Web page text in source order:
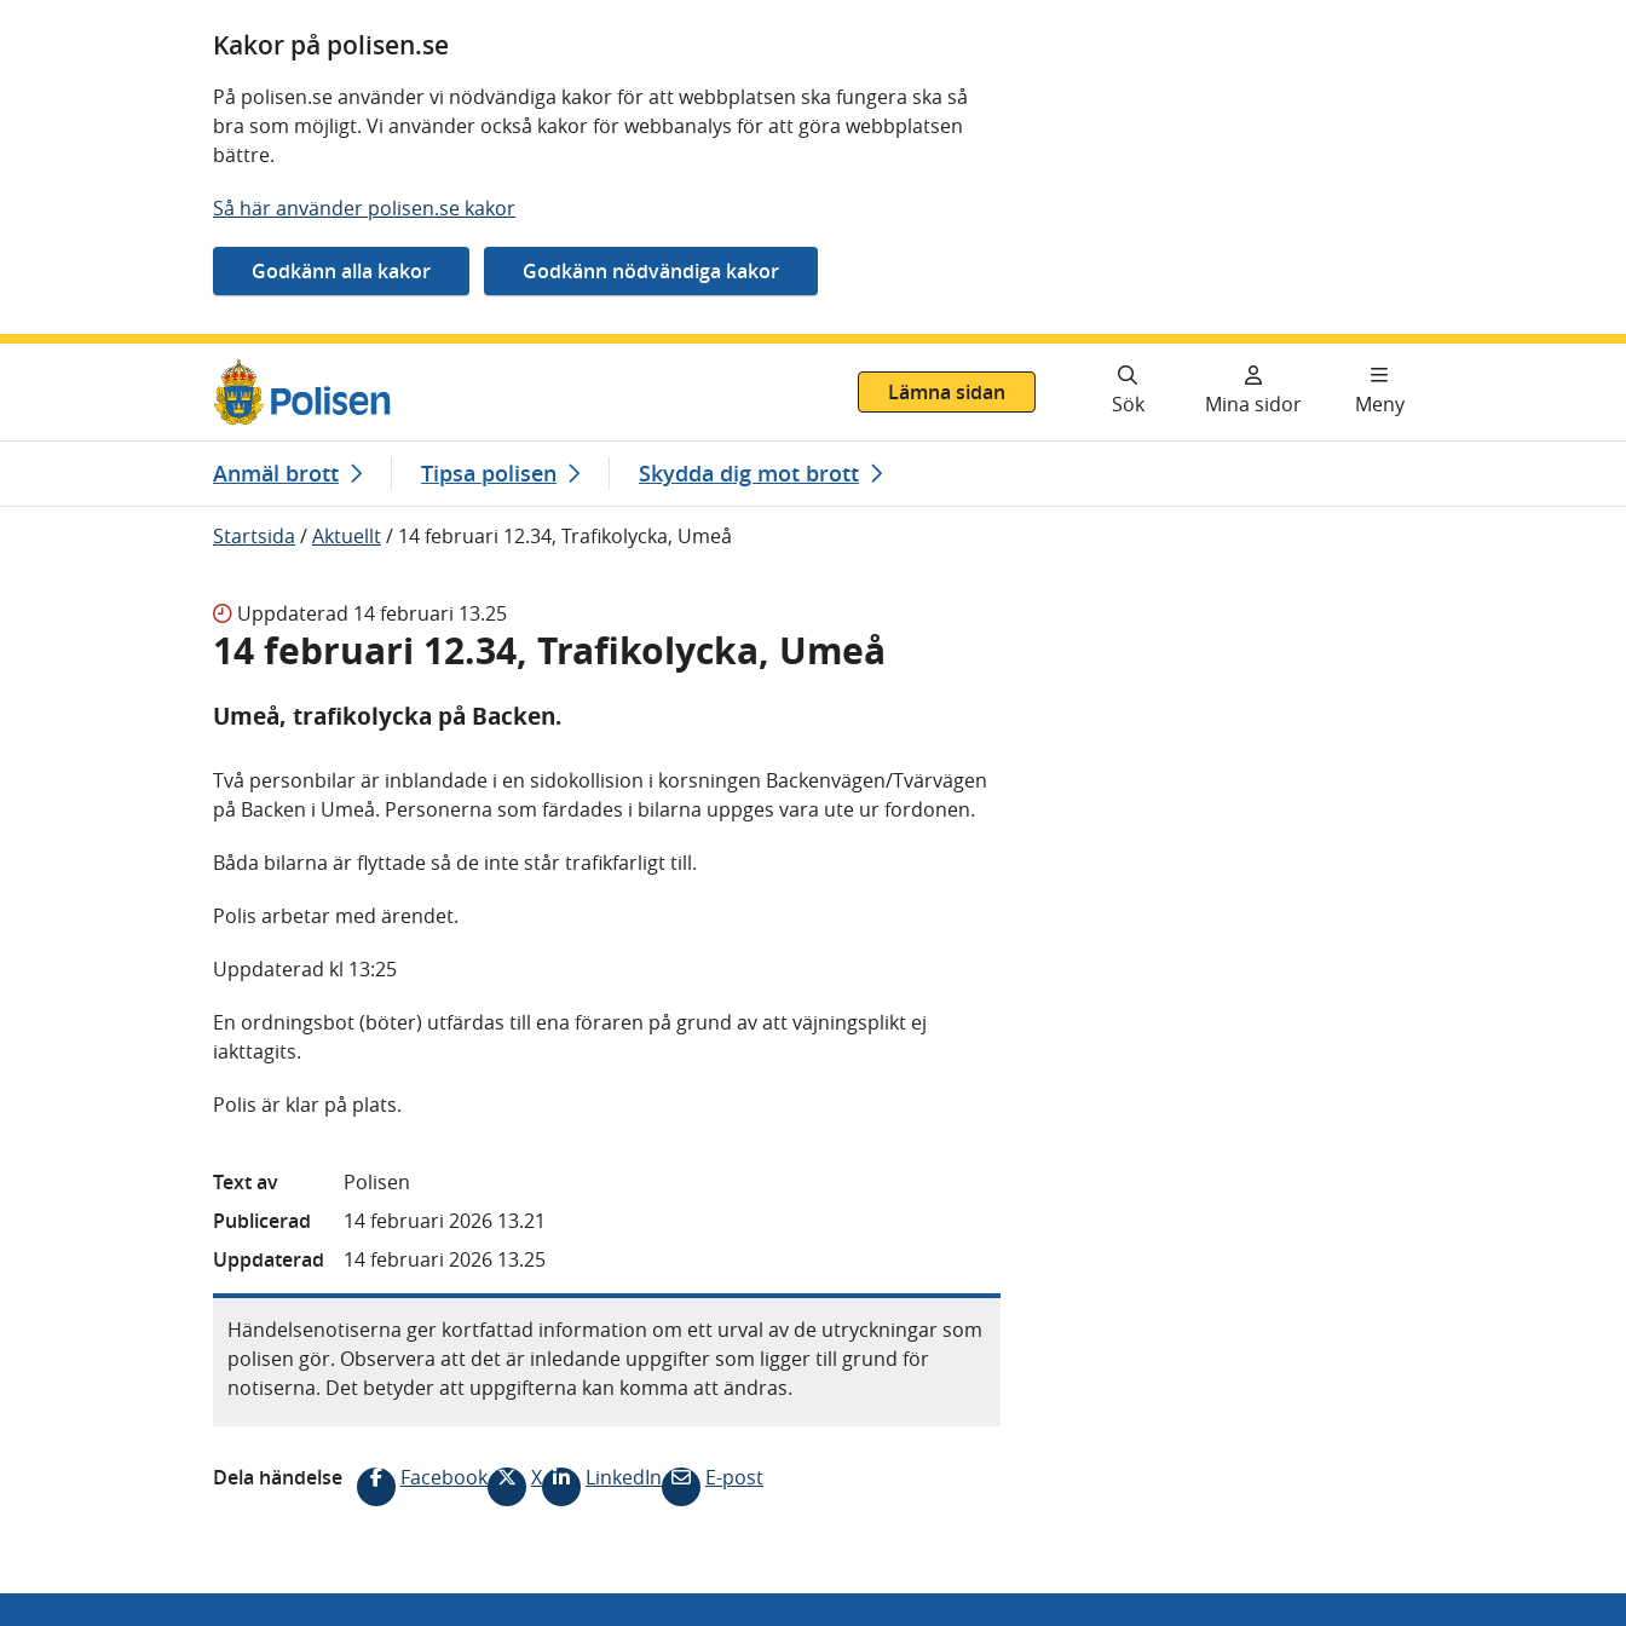
Kakor på polisen.se
På polisen.se använder vi nödvändiga kakor för att webbplatsen ska fungera ska så
bra som möjligt. Vi använder också kakor för webbanalys för att göra webbplatsen
bättre.
Så här använder polisen.se kakor
Lämna sidan
Sök Mina sidor Meny
Anmäl brott Tipsa polisen Skydda dig mot brott
Startsida /Aktuellt/ 14 februari 12.34, Trafikolycka, Umeå
Uppdaterad 14 februari 13.25
14 februari 12.34, Trafikolycka, Umeå
Umeå, trafikolycka på Backen.
Två personbilar är inblandade i en sidokollision i korsningen Backenvägen/Tvärvägen
på Backen i Umeå. Personerna som färdades i bilarna uppges vara ute ur fordonen.
Båda bilarna är flyttade så de inte står trafikfarligt till.
Polis arbetar med ärendet.
Uppdaterad kl 13:25
En ordningsbot (böter) utfärdas till ena föraren på grund av att väjningsplikt ej
iakttagits.
Polis är klar på plats.
Text av
Polisen
Publicerad
14 februari 2026 13.21
Uppdaterad
14 februari 2026 13.25
Händelsenotiserna ger kortfattad information om ett urval av de utryckningar som
polisen gör. Observera att det är inledande uppgifter som ligger till grund för
notiserna. Det betyder att uppgifterna kan komma att ändras.
Dela händelse Facebook X LinkedIn E-post